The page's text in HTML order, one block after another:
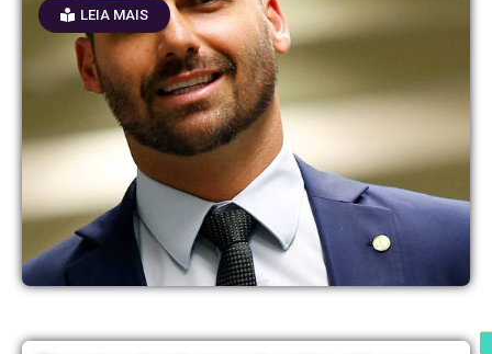
LEIA MAIS